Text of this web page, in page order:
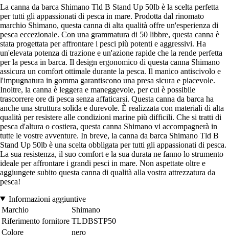
La canna da barca Shimano Tld B Stand Up 50lb è la scelta perfetta
per tutti gli appassionati di pesca in mare. Prodotta dal rinomato
marchio Shimano, questa canna di alta qualità offre un'esperienza di
pesca eccezionale. Con una grammatura di 50 libbre, questa canna è
stata progettata per affrontare i pesci più potenti e aggressivi. Ha
un'elevata potenza di trazione e un'azione rapide che la rende perfetta
per la pesca in barca. Il design ergonomico di questa canna Shimano
assicura un comfort ottimale durante la pesca. Il manico antiscivolo e
l'impugnatura in gomma garantiscono una presa sicura e piacevole.
Inoltre, la canna è leggera e maneggevole, per cui è possibile
trascorrere ore di pesca senza affaticarsi. Questa canna da barca ha
anche una struttura solida e durevole. È realizzata con materiali di alta
qualità per resistere alle condizioni marine più difficili. Che si tratti di
pesca d'altura o costiera, questa canna Shimano vi accompagnerà in
tutte le vostre avventure. In breve, la canna da barca Shimano Tld B
Stand Up 50lb è una scelta obbligata per tutti gli appassionati di pesca.
La sua resistenza, il suo comfort e la sua durata ne fanno lo strumento
ideale per affrontare i grandi pesci in mare. Non aspettate oltre e
aggiungete subito questa canna di qualità alla vostra attrezzatura da
pesca!
Informazioni aggiuntive
Marchio
Shimano
Riferimento fornitore TLDBSTP50
Colore
nero